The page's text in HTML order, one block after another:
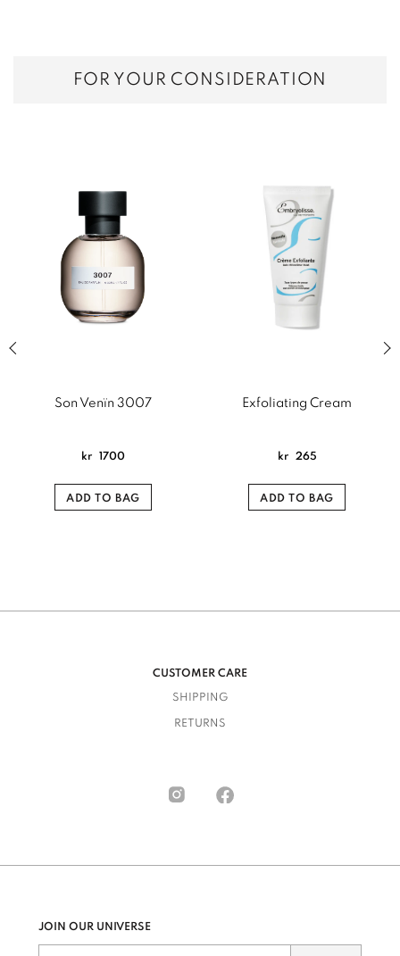
FOR YOUR CONSIDERATION
slide of related products slider
Son Venïn 3007
kr 1700
ADD TO BAG
Exfoliating Cream
kr 265
ADD TO BAG
CUSTOMER CARE
SHIPPING
RETURNS
JOIN OUR UNIVERSE